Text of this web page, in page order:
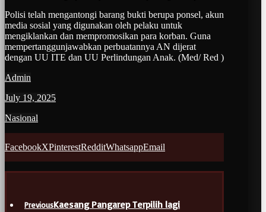
Polisi telah mengantongi barang bukti berupa ponsel, akun
media sosial yang digunakan oleh pelaku untuk
mengiklankan dan mempromosikan para korban. Guna
mempertanggunjawabkan perbuatannya AN dijerat
dengan UU ITE dan UU Perlindungan Anak. (Med/ Red )
Admin
July 19, 2025
Nasional
FacebookXPinterestRedditWhatsappEmail
PreviousKaesang Pangarep Terpilih lagi